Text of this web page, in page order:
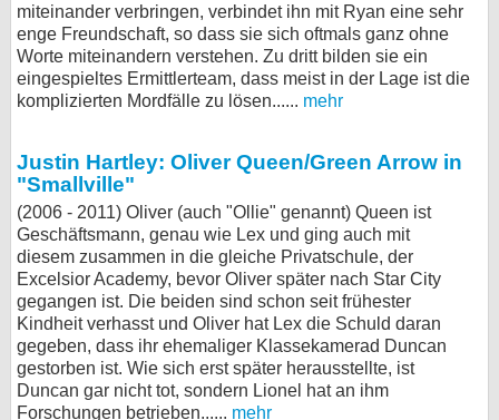
miteinander verbringen, verbindet ihn mit Ryan eine sehr
enge Freundschaft, so dass sie sich oftmals ganz ohne
Worte miteinandern verstehen. Zu dritt bilden sie ein
eingespieltes Ermittlerteam, dass meist in der Lage ist die
komplizierten Mordfälle zu lösen...... mehr
Justin Hartley: Oliver Queen/Green Arrow in
"Smallville"
(2006 - 2011) Oliver (auch "Ollie" genannt) Queen ist
Geschäftsmann, genau wie Lex und ging auch mit
diesem zusammen in die gleiche Privatschule, der
Excelsior Academy, bevor Oliver später nach Star City
gegangen ist. Die beiden sind schon seit frühester
Kindheit verhasst und Oliver hat Lex die Schuld daran
gegeben, dass ihr ehemaliger Klassekamerad Duncan
gestorben ist. Wie sich erst später herausstellte, ist
Duncan gar nicht tot, sondern Lionel hat an ihm
Forschungen betrieben...... mehr